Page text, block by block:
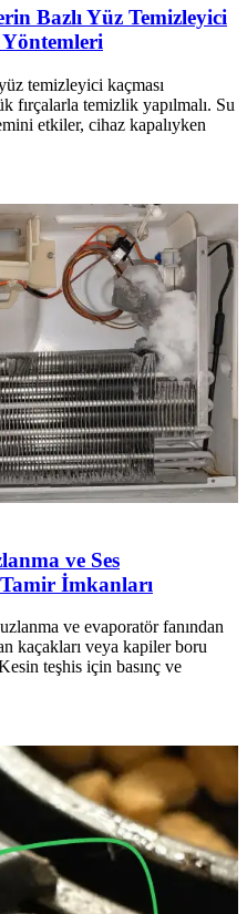
Bazlı Yüz Temizleyici
temizleyici kaçması
fırçalarla temizlik yapılmalı. Su
etkiler, cihaz kapalıyken
ve Ses
İmkanları
ve evaporatör fanından
kaçakları veya kapiler boru
teşhis için basınç ve